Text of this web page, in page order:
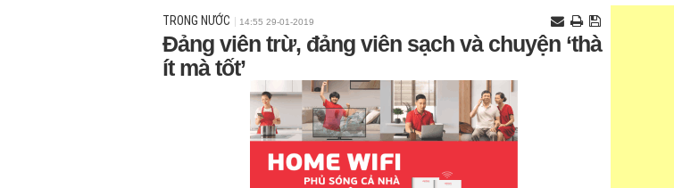
TRONG NƯỚC 14:55 29-01-2019
Đảng viên trừ, đảng viên sạch và chuyện ‘thà
ít mà tốt’